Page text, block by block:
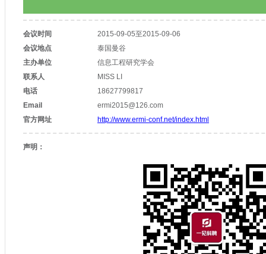
会议时间
2015-09-05至2015-09-06
会议地点
泰国曼谷
主办单位
信息工程研究学会
联系人
MISS LI
电话
18627799817
Email
ermi2015@126.com
官方网址
http://www.ermi-conf.net/index.html
声明：